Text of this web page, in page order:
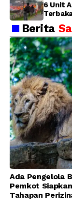
6 Unit
Berita
Ada Pengelola
Pemkot Siapkan
Tahapan